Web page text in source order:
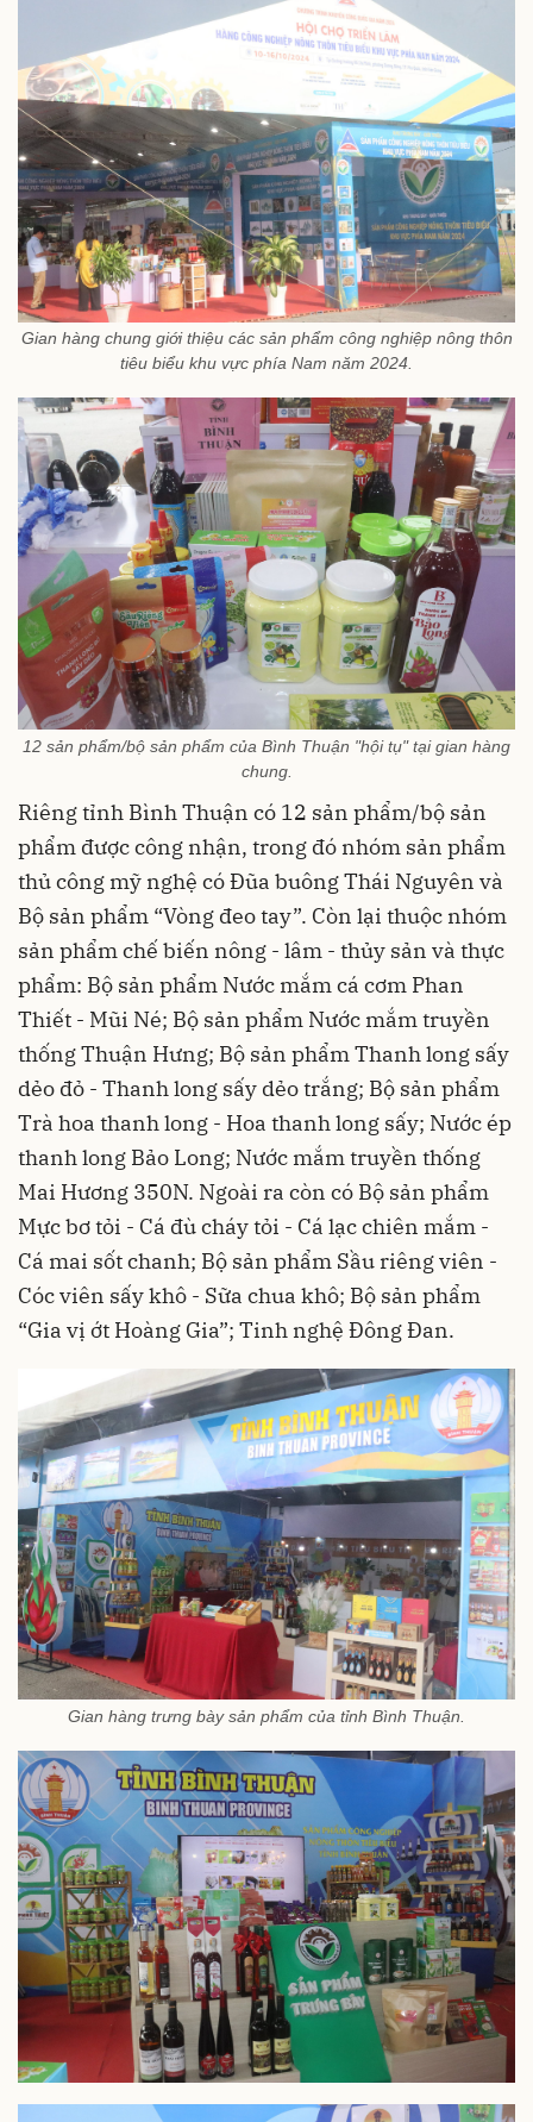
Gian hàng chung giới thiệu các sản phẩm công nghiệp nông thôn
tiêu biểu khu vực phía Nam năm 2024.
12 sản phẩm/bộ sản phẩm của Bình Thuận "hội tụ" tại gian hàng
chung.
Riêng tỉnh Bình Thuận có 12 sản phẩm/bộ sản
phẩm được công nhận, trong đó nhóm sản phẩm
thủ công mỹ nghệ có Đũa buông Thái Nguyên và
Bộ sản phẩm “Vòng đeo tay”. Còn lại thuộc nhóm
sản phẩm chế biến nông - lâm - thủy sản và thực
phẩm: Bộ sản phẩm Nước mắm cá cơm Phan
Thiết - Mũi Né; Bộ sản phẩm Nước mắm truyền
thống Thuận Hưng; Bộ sản phẩm Thanh long sấy
dẻo đỏ - Thanh long sấy dẻo trắng; Bộ sản phẩm
Trà hoa thanh long - Hoa thanh long sấy; Nước ép
thanh long Bảo Long; Nước mắm truyền thống
Mai Hương 350N. Ngoài ra còn có Bộ sản phẩm
Mực bơ tỏi - Cá đù cháy tỏi - Cá lạc chiên mắm -
Cá mai sốt chanh; Bộ sản phẩm Sầu riêng viên -
Cóc viên sấy khô - Sữa chua khô; Bộ sản phẩm
“Gia vị ớt Hoàng Gia”; Tinh nghệ Đông Đan.
Gian hàng trưng bày sản phẩm của tỉnh Bình Thuận.